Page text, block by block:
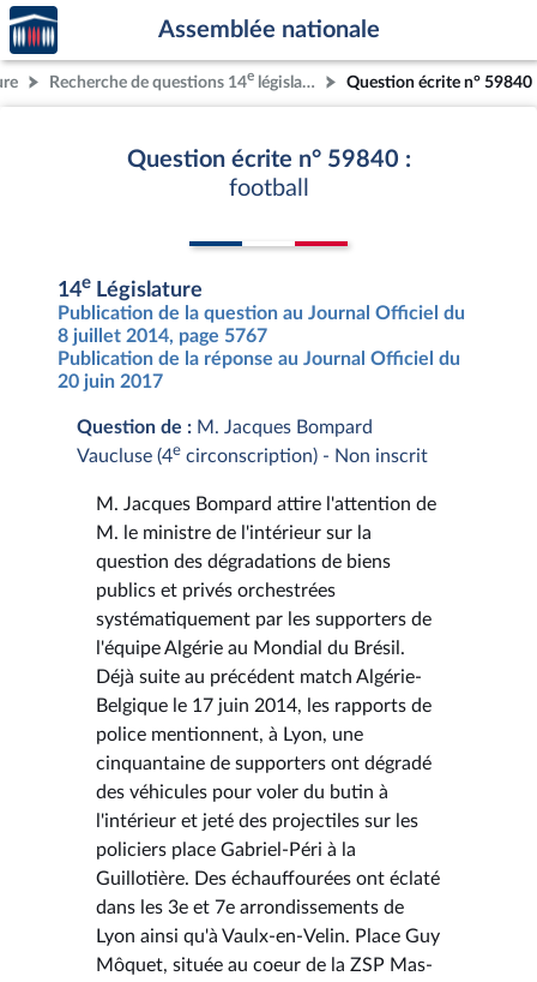
Aller au contenu
Aller en bas de la page
Accèder
à la
page
d'accueil
Assemblée nationale
Recherche de questions 14e législature Question écrite n° 59840
Question écrite n° 59840 :
football
14e Législature
Publication de la question au Journal Officiel du
8 juillet 2014, page 5767
Publication de la réponse au Journal Officiel du
20 juin 2017
Question de : M. Jacques Bompard
Vaucluse (4e circonscription) - Non inscrit
M. Jacques Bompard attire l'attention de
M. le ministre de l'intérieur sur la
question des dégradations de biens
publics et privés orchestrées
systématiquement par les supporters de
l'équipe Algérie au Mondial du Brésil.
Déjà suite au précédent match Algérie-
Belgique le 17 juin 2014, les rapports de
police mentionnent, à Lyon, une
cinquantaine de supporters ont dégradé
des véhicules pour voler du butin à
l'intérieur et jeté des projectiles sur les
policiers place Gabriel-Péri à la
Guillotière. Des échauffourées ont éclaté
dans les 3e et 7e arrondissements de
Lyon ainsi qu'à Vaulx-en-Velin. Place Guy
Môquet, située au coeur de la ZSP Mas-